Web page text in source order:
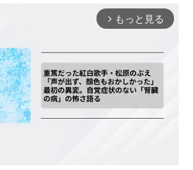
arrow_forward_ios もっと見る